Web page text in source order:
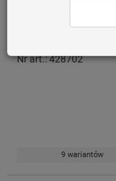
Nr art.: 428702
9 wariantów